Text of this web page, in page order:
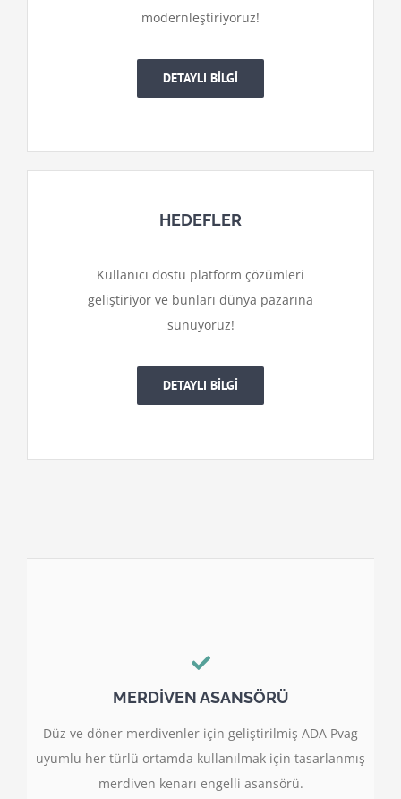
modernleştiriyoruz!
DETAYLI BİLGİ
HEDEFLER
Kullanıcı dostu platform çözümleri
geliştiriyor ve bunları dünya pazarına
sunuyoruz!
DETAYLI BİLGİ
MERDİVEN ASANSÖRÜ
Düz ve döner merdivenler için geliştirilmiş ADA Pvag
uyumlu her türlü ortamda kullanılmak için tasarlanmış
merdiven kenarı engelli asansörü.